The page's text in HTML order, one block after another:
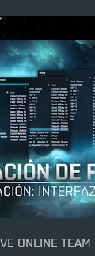
ONLINE TEAM